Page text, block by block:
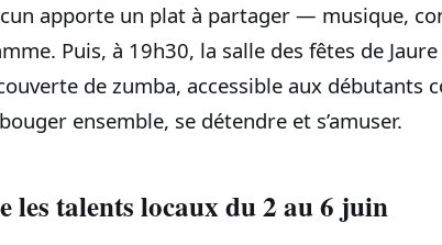
apporte un plat à partager — musique,
Puis, à 19h30, la salle des fêtes de
de zumba, accessible aux débutants
ensemble, se détendre et s’amuser.
les talents locaux du 2 au 6 juin